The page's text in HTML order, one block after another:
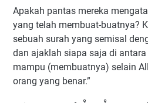
Apakah pantas mereka
yang telah membuat-buatnya?
sebuah surah yang semisal
dan ajaklah siapa saja di
mampu (membuatnya) selain
orang yang benar.”